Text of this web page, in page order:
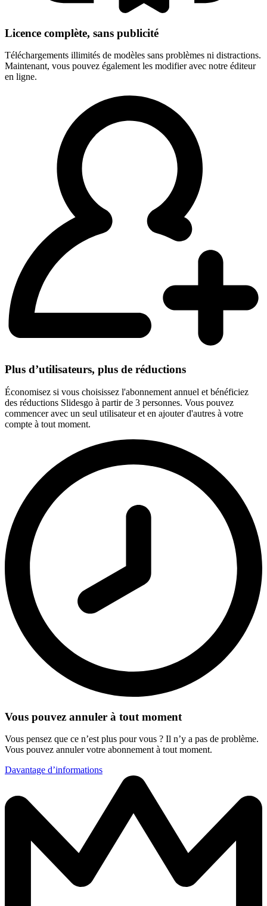
Licence complète, sans publicité
Téléchargements illimités de modèles sans problèmes ni distractions.
Maintenant, vous pouvez également les modifier avec notre éditeur
en ligne.
Plus d’utilisateurs, plus de réductions
Économisez si vous choisissez l'abonnement annuel et bénéficiez
des réductions Slidesgo à partir de 3 personnes. Vous pouvez
commencer avec un seul utilisateur et en ajouter d'autres à votre
compte à tout moment.
Vous pouvez annuler à tout moment
Vous pensez que ce n’est plus pour vous ? Il n’y a pas de problème.
Vous pouvez annuler votre abonnement à tout moment.
Davantage d’informations